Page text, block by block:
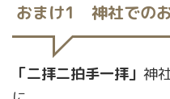
おまけ1 神社での
「二拝二拍手一拝」 神